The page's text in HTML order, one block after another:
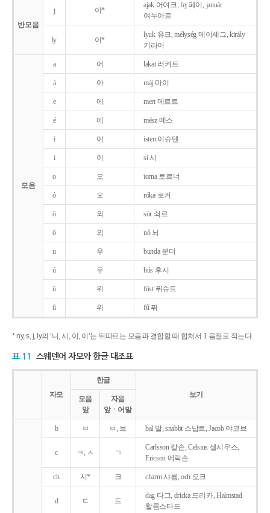
반모음
j 이*
ajak 어여크, fej 페이, január
여누아르
ly 이*
lyuk 유크, mélység 메이셰그, király
키라이
모음
a 어 lakat 러커트
á 아 máj 마이
e 에 mert 메르트
é 에 mész 메스
i 이 isten 이슈텐
í 이 sí 시
o 오 torna 토르너
ó 오 róka 로커
ö 외 sör 쇠르
ő 외 nő 뇌
u 우 bunda 분더
ú 우 hús 후시
ü 위 füst 퓌슈트
ű 위 fű 퓌
* ny, s, j, ly의 ‘니, 시, 이, 이’는 뒤따르는 모음과 결합할 때 합쳐서 1 음절로 적는다.
표 11 스웨덴어 자모와 한글 대조표
자모
한글
보기
모음
앞
자음
앞ㆍ어말
b ㅂ ㅂ, 브 bal 발, snabbt 스납트, Jacob 야코브
c ㅋ, ㅅ ㄱ
Carlsson 칼손, Celsius 셀시우스,
Ericson 에릭손
ch 시* 크 charm 샤름, och 오크
d ㄷ 드
dag 다그, dricka 드리카, Halmstad
할름스타드